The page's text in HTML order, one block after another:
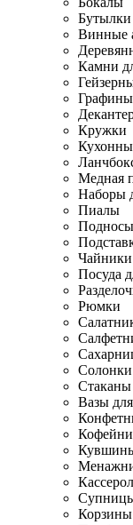
Бутылки
Винные
Камни
Графины
Кружки
Медная
Наборы
Пиалы
Подносы
Чайники
Посуда
Рюмки
Солонки
Стаканы
Вазы
Корзины